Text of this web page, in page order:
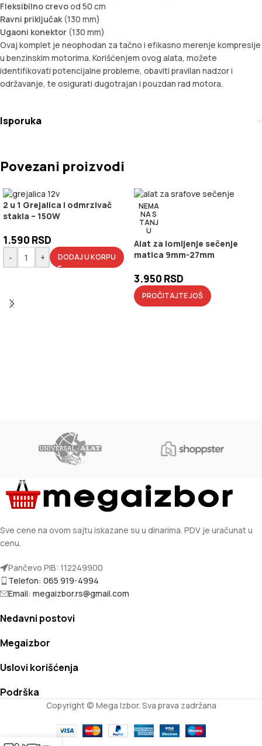
Fleksibilno crevood 50 cm
Ravni priključak(130 mm)
Ugaoni konektor (130 mm)
Ovaj komplet je neophodan za tačno i efikasno merenje kompresije
u benzinskim motorima. Korišćenjem ovog alata, možete
identifikovati potencijalne probleme, obaviti pravilan nadzor i
održavanje, te osigurati dugotrajan i pouzdan rad motora.
Isporuka
Povezani proizvodi
2 u 1 Grejalica i odmrzivač
stakla – 150W
1.590 RSD
- + DODAJ U KORPU
NEMA
NA S
TANJ
U
Alat za lomljenje sečenje
matica 9mm-27mm
3.950 RSD
PROČITAJTE JOŠ
Sve cene na ovom sajtu iskazane su u dinarima. PDV je uračunat u
cenu.
Pančevo PIB: 112249900
Telefon: 065 919-4994
Email: megaizbor.rs@gmail.com
Nedavni postovi
Megaizbor
Uslovi korišćenja
Podrška
Copyright © Mega Izbor. Sva prava zadržana